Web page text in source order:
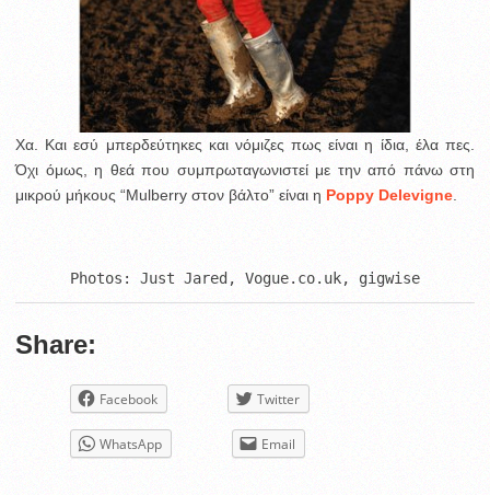
Χα. Και εσύ μπερδεύτηκες και νόμιζες πως είναι η ίδια, έλα πες.
Όχι όμως, η θεά που συμπρωταγωνιστεί με την από πάνω στη
μικρού μήκους “Mulberry στον βάλτο” είναι η Poppy Delevigne
Photos: Just Jared, Vogue.co.uk, gigwise
Share:
Facebook Twitter
WhatsApp Email